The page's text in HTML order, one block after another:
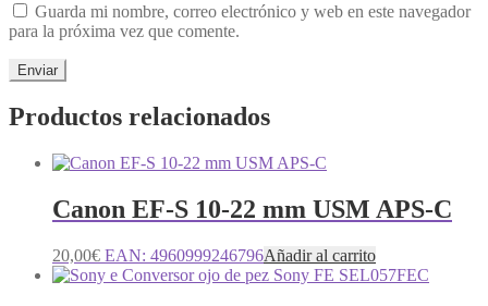
Guarda mi nombre, correo electrónico y web en este navegador
para la próxima vez que comente.
Productos relacionados
Canon EF-S 10-22 mm USM APS-C
20,00€ EAN: 4960999246796Añadir al carrito